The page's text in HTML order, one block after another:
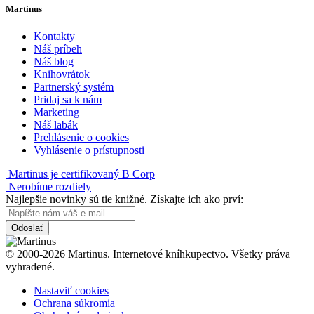
Martinus
Kontakty
Náš príbeh
Náš blog
Knihovrátok
Partnerský systém
Pridaj sa k nám
Marketing
Náš labák
Prehlásenie o cookies
Vyhlásenie o prístupnosti
Martinus je certifikovaný B Corp
Nerobíme rozdiely
Najlepšie novinky sú tie knižné. Získajte ich ako prví:
Odoslať
© 2000-2026 Martinus. Internetové kníhkupectvo. Všetky práva
vyhradené.
Nastaviť cookies
Ochrana súkromia